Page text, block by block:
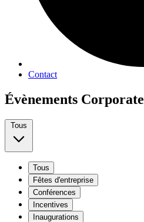
Contact
Évènements Corporate
Tous
Tous
Fêtes d'entreprise
Conférences
Incentives
Inaugurations